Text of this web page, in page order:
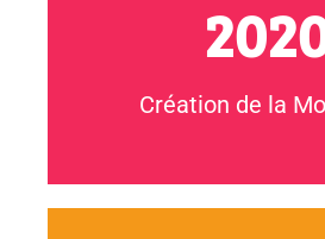
Création de la
Ingénierie pédagogique et
pour sensibiliser les jeunes et